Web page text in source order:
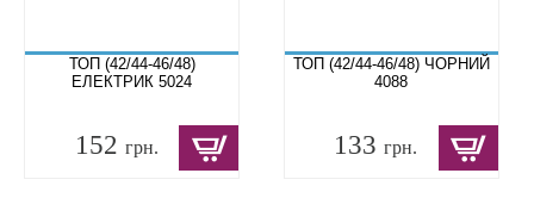
ТОП (42/44-46/48)
ЕЛЕКТРИК 5024
152 грн.
ТОП (42/44-46/48) ЧОРНИЙ
4088
133грн.